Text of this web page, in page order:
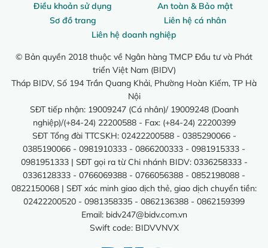
Điều khoản sử dụng
An toàn & Bảo mật
Sơ đồ trang
Liên hệ cá nhân
Liên hệ doanh nghiệp
© Bản quyền 2018 thuộc về Ngân hàng TMCP Đầu tư và Phát
triển Việt Nam (BIDV)
Tháp BIDV, Số 194 Trần Quang Khải, Phường Hoàn Kiếm, TP Hà
Nội
SĐT tiếp nhận: 19009247 (Cá nhân)/ 19009248 (Doanh
nghiệp)/(+84-24) 22200588 - Fax: (+84-24) 22200399
SĐT Tổng đài TTCSKH: 02422200588 - 0385290066 -
0385190066 - 0981910333 - 0866200333 - 0981915333 -
0981951333 | SĐT gọi ra từ Chi nhánh BIDV: 0336258333 -
0336128333 - 0766069388 - 0766056388 - 0852198088 -
0822150068 | SĐT xác minh giao dịch thẻ, giao dịch chuyển tiền:
02422200520 - 0981358335 - 0862136388 - 0862159399
Email: bidv247@bidv.com.vn
Swift code: BIDVVNVX